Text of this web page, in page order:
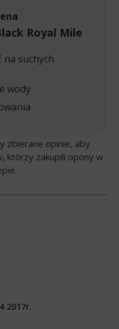
Royal Mile
na suchych
wody
zbierane opinie, aby
którzy zakupili opony w
2017r.